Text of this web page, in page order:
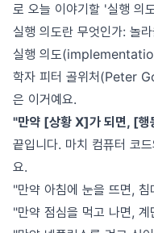
로 오늘 이야기할 '실행 의
실행 의도란 무엇인가: 놀
실행 의도
학자 피터 골위처(Peter
은 이거예요.
"만약 [상황 X]가 되면, [행
끝입니다. 마치 컴퓨터 코
요.
"만약 아침에 눈을 뜨면,
"만약 점심을 먹고 나면,